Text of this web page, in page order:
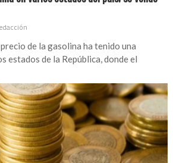
de la gasolina ha tenido una
estados de la República, donde el